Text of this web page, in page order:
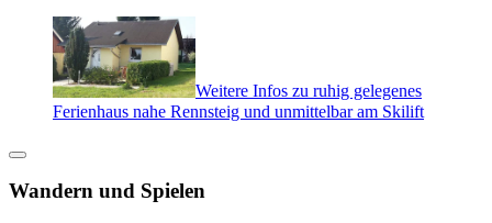
Weitere Infos zu ruhig gelegenes
Ferienhaus nahe Rennsteig und unmittelbar am Skilift
Wandern und Spielen